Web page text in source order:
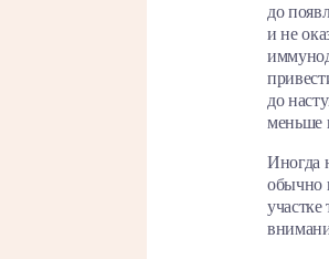
до
и не
до
меньше
Иногда
обычно